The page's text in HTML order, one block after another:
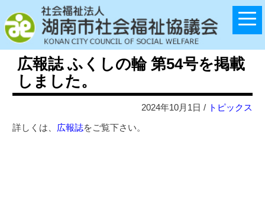
広報誌 ふくしの輪 第54号を掲載
しました。
2024年10月1日 / トピックス
詳しくは、 広報誌をご覧下さい。